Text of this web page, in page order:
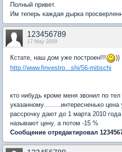
Полный привет.
Им теперь каждая дырка
123456789
17 May 2009
Кстате, наш дом уже построен!!!
))
http://www.finvestro...shi/56-mitischi
кто нибудь кроме меня звонил по тел
указанному.........интересненько
рассрочку дают до 1 марта 2010 года
называют цену, а потом -15 %
Сообщение отредактировал